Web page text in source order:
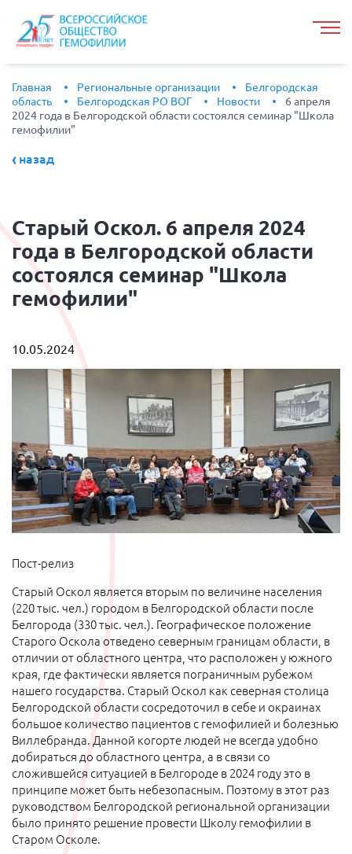
Главная Региональные организации
Белгородская
область
Белгородская РО ВОГ Новости
6 апреля
2024 года в Белгородской области состоялся семинар "Школа
гемофилии"
назад
Старый Оскол. 6 апреля 2024
года в Белгородской области
состоялся семинар "Школа
гемофилии"
10.05.2024
Пост-релиз
Старый Оскол является вторым по величине населения
(220 тыс. чел.) городом в Белгородской области после
Белгорода (330 тыс. чел.). Географическое положение
Старого Оскола отведено северным границам области, в
отличии от областного центра, что расположен у южного
края, где фактически является пограничным рубежом
нашего государства. Старый Оскол как северная столица
Белгородской области сосредоточил в себе и окраинах
большое количество пациентов с гемофилией и болезнью
Виллебранда. Данной когорте людей не всегда удобно
добираться до областного центра, а в связи со
сложившейся ситуацией в Белгороде в 2024 году это в
принципе может быть небезопасным. Поэтому в этот раз
руководством Белгородской региональной организации
было принято решение провести Школу гемофилии в
Старом Осколе.